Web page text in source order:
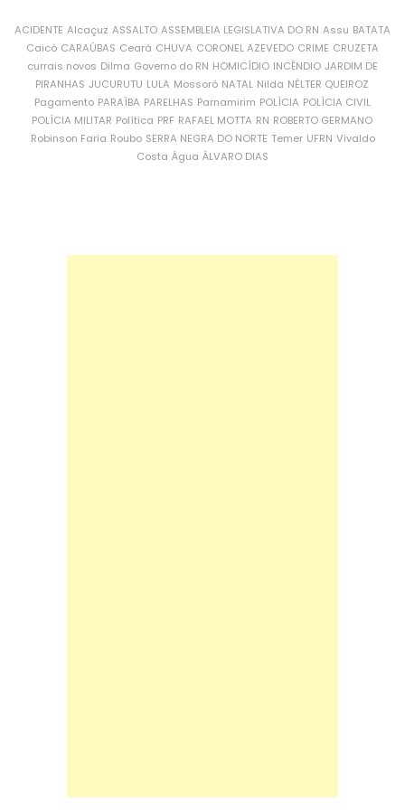
ACIDENTE Alcaçuz ASSALTO ASSEMBLEIA LEGISLATIVA DO RN Assu BATATA
Caicó CARAÚBAS Ceará CHUVA CORONEL AZEVEDO CRIME CRUZETA
currais novos Dilma Governo do RN HOMICÍDIO INCÊNDIO JARDIM DE
PIRANHAS JUCURUTU LULA Mossoró NATAL Nilda NÉLTER QUEIROZ
Pagamento PARAÍBA PARELHAS Parnamirim POLÍCIA POLÍCIA CIVIL
POLÍCIA MILITAR Política PRF RAFAEL MOTTA RN ROBERTO GERMANO
Robinson Faria Roubo SERRA NEGRA DO NORTE Temer UFRN Vivaldo
Costa Água ÁLVARO DIAS